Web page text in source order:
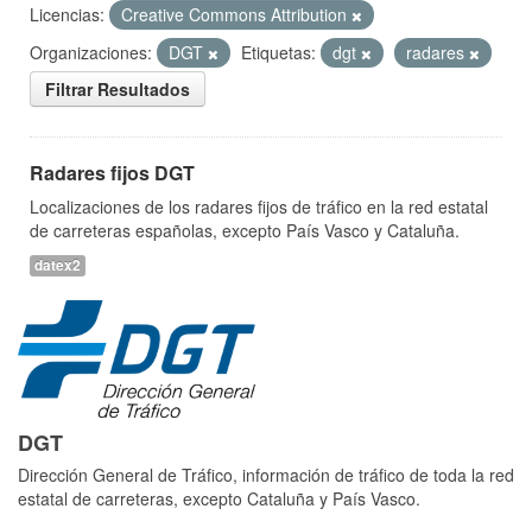
Licencias:
Creative Commons Attribution
Organizaciones:
DGT Etiquetas: dgt
radares
Filtrar Resultados
Radares fijos DGT
Localizaciones de los radares fijos de tráfico en la red estatal
de carreteras españolas, excepto País Vasco y Cataluña.
datex2
DGT
Dirección General de Tráfico, información de tráfico de toda la red
estatal de carreteras, excepto Cataluña y País Vasco.